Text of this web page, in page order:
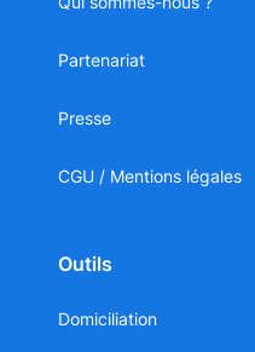
Partenariat
Presse
CGU / Mentions légales
Outils
Domiciliation